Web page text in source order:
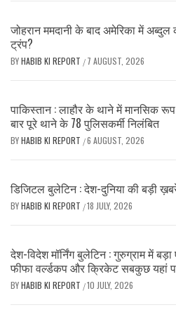
जोहरान ममदानी के बाद अमेरिका में
ट्रंप?
BYHABIB KI REPORT / 7 AUGUST, 2026
पाकिस्तान : लाहौर के थाने में मानसिक
बार पूरे थाने के 78 पुलिसकर्मी निलंबित
BYHABIB KI REPORT /6 AUGUST, 2026
डिजिटल बुलेटिन : देश-दुनिया की बड़ी
BYHABIB KI REPORT /18 JULY, 2026
देश-विदेश मॉर्निंग बुलेटिन : गुरुग्राम में
फीफा वर्ल्डकप और क्रिकेट सबकुछ यहां
BYHABIB KI REPORT /10 JULY, 2026